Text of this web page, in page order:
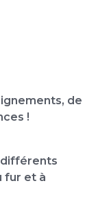
de
!
différents
fur et à